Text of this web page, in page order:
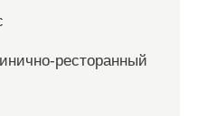
ресторанный